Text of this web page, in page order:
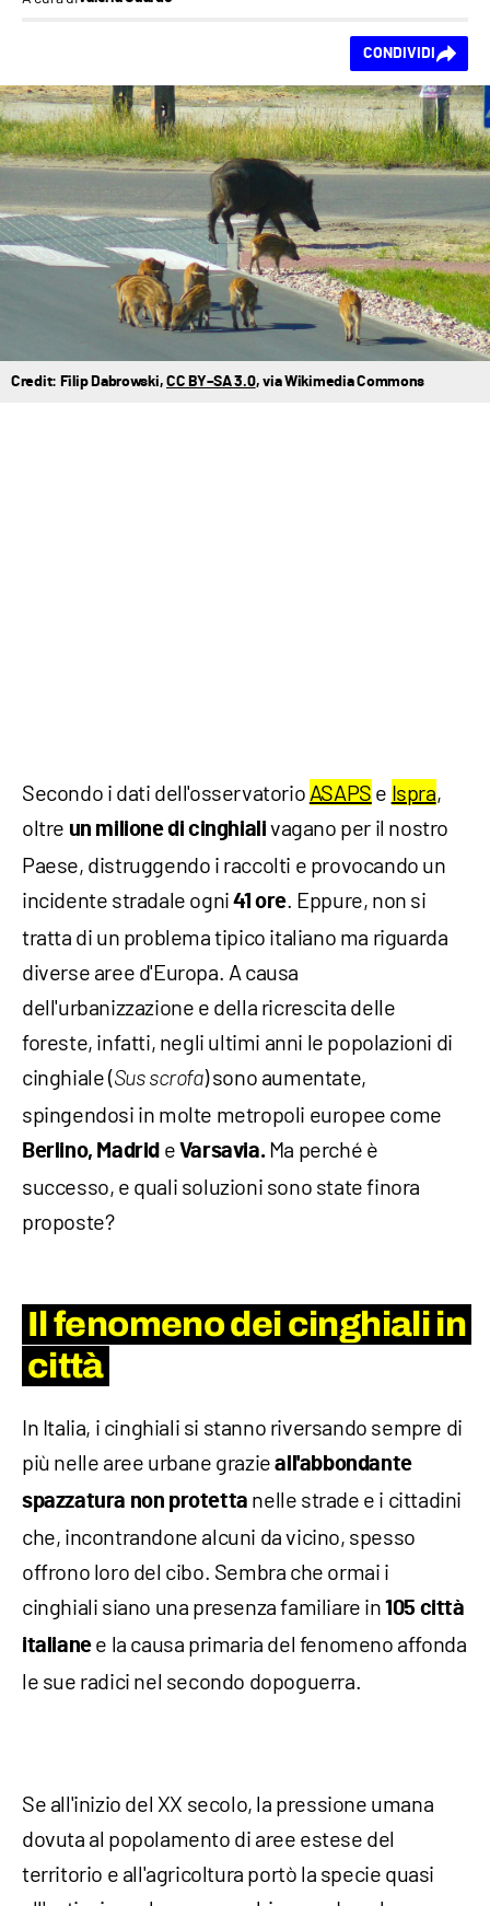
CONDIVIDI
Credit: Filip Dabrowski,CC BY–SA 3.0, via Wikimedia Commons
Secondo i dati dell'osservatorio ASAPS e Ispra,
oltre un milione di cinghiali vagano per il nostro
Paese, distruggendo i raccolti e provocando un
incidente stradale ogni41 ore. Eppure, non si
tratta di un problema tipico italiano ma riguarda
diverse aree d'Europa. A causa
dell'urbanizzazione e della ricrescita delle
foreste, infatti, negli ultimi anni le popolazioni di
cinghiale (Sus scrofa) sono aumentate,
spingendosi in molte metropoli europee come
Berlino, Madrid e Varsavia.Ma perché è
successo, e quali soluzioni sono state finora
proposte?
Il fenomeno dei cinghiali in
città
In Italia, i cinghiali si stanno riversando sempre di
più nelle aree urbane grazieall'abbondante
spazzatura non protetta nelle strade e i cittadini
che, incontrandone alcuni da vicino, spesso
offrono loro del cibo. Sembra che ormai i
cinghiali siano una presenza familiare in105 città
italianee la causa primaria del fenomeno affonda
le sue radici nel secondo dopoguerra.
Se all'inizio del XX secolo, la pressione umana
dovuta al popolamento di aree estese del
territorio e all'agricoltura portò la specie quasi